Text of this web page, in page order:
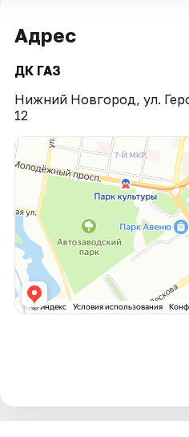
Адрес
ДК ГАЗ
Нижний Новгород, ул.
12